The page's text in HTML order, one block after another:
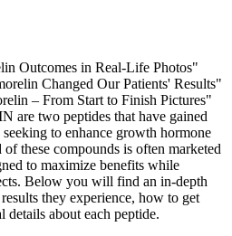
Outcomes in Real-Life Photos"
Changed Our Patients' Results"
– From Start to Finish Pictures"
are two peptides that have gained
to enhance growth hormone
these compounds is often marketed
to maximize benefits while
Below you will find an in-depth
they experience, how to get
details about each peptide.